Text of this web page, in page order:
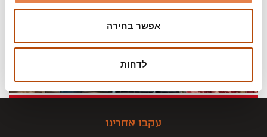
אפשר בחירה
לדחות
עקבו אחרינו